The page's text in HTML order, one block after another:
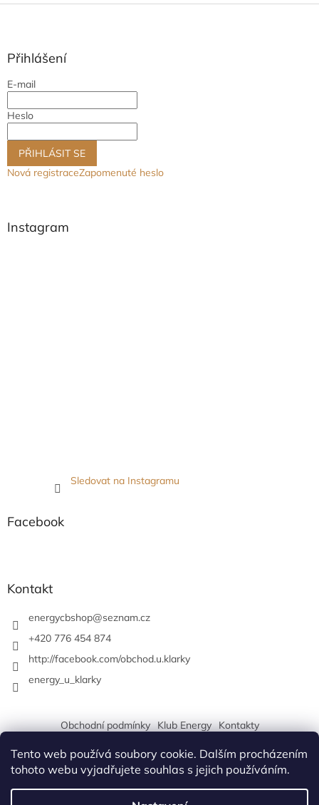
Tento web používá soubory cookie. Dalším procházením
tohoto webu vyjadřujete souhlas s jejich používáním.
Z
Přihlášení
E-mail
Heslo
PŘIHLÁSIT SE
Nová registraceZapomenuté heslo
Instagram
Sledovat na Instagramu
Facebook
Kontakt
energycbshop@seznam.cz
+420 776 454 874
http://facebook.com/obchod.u.klarky
energy_u_klarky
Obchodní podmínky Klub Energy Kontakty